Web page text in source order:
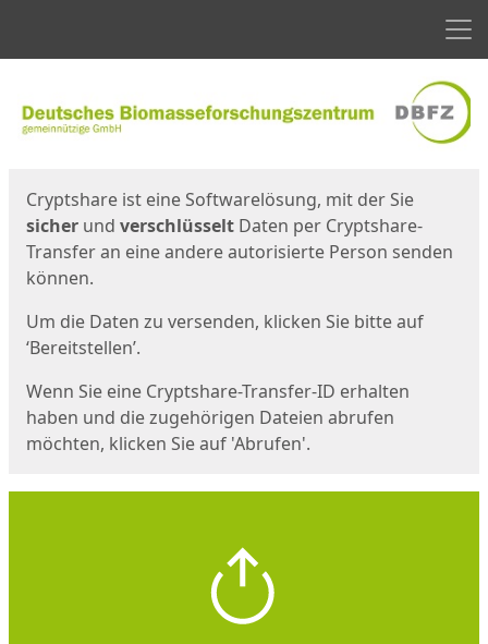
Cryptshare ist eine Softwarelösung, mit der Sie
sicher und verschlüsselt Daten per Cryptshare-
Transfer an eine andere autorisierte Person senden
können.
Um die Daten zu versenden, klicken Sie bitte auf
‘Bereitstellen’.
Wenn Sie eine Cryptshare-Transfer-ID erhalten
haben und die zugehörigen Dateien abrufen
möchten, klicken Sie auf 'Abrufen'.